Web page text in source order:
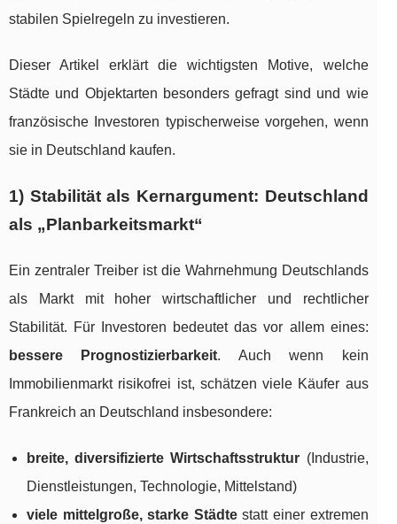
stabilen Spielregeln zu investieren.
Dieser Artikel erklärt die wichtigsten Motive, welche
Städte und Objektarten besonders gefragt sind und wie
französische Investoren typischerweise vorgehen, wenn
sie in Deutschland kaufen.
1) Stabilität als Kernargument: Deutschland
als „Planbarkeitsmarkt“
Ein zentraler Treiber ist die Wahrnehmung Deutschlands
als Markt mit hoher wirtschaftlicher und rechtlicher
Stabilität. Für Investoren bedeutet das vor allem eines:
bessere Prognostizierbarkeit. Auch wenn kein
Immobilienmarkt risikofrei ist, schätzen viele Käufer aus
Frankreich an Deutschland insbesondere:
breite, diversifizierte Wirtschaftsstruktur (Industrie,
Dienstleistungen, Technologie, Mittelstand)
viele mittelgroße, starke Städtestatt einer extremen